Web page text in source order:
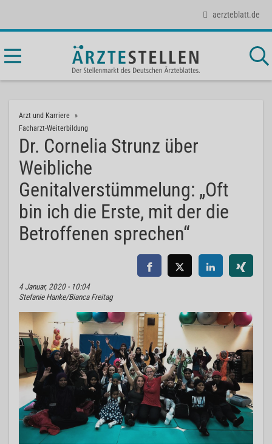
aerzteblatt.de
Arzt und Karriere
Facharzt-Weiterbildung
Dr. Cornelia Strunz über
Weibliche
Genitalverstümmelung: „Oft
bin ich die Erste, mit der die
Betroffenen sprechen“
4 Januar, 2020 - 10:04
Stefanie Hanke/Bianca Freitag